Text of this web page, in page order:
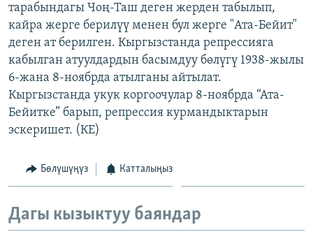
тарабындагы Чоң-Таш деген жерден табылып,
кайра жерге берилүү менен бул жерге "Ата-Бейит"
деген ат берилген. Кыргызстанда репрессияга
кабылган атуулдардын басымдуу бөлүгү 1938-жылы
6-жана 8-ноябрда атылганы айтылат.
Кыргызстанда укук коргоочулар 8-ноябрда “Ата-
Бейитке” барып, репрессия курмандыктарын
эскеришет. (КЕ)
Бөлүшүңүз Катталыңыз
Дагы кызыктуу баяндар